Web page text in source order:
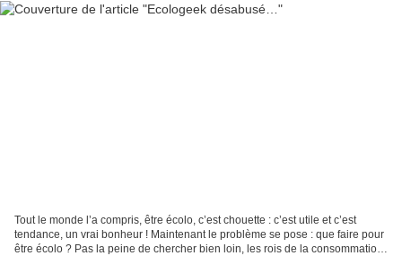
Tout le monde l’a compris, être écolo, c’est chouette : c’est utile et c’est
tendance, un vrai bonheur ! Maintenant le problème se pose : que faire pour
être écolo ? Pas la peine de chercher bien loin, les rois de la consommation